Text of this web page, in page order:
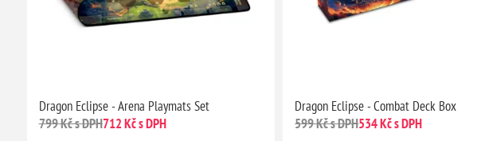
Dragon Eclipse - Arena Playmats Set
799 Kč s DPH712 Kč s DPH
Dragon Eclipse - Combat Deck Box
599 Kč s DPH534 Kč s DPH